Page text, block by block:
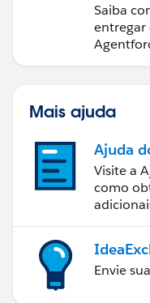
Saiba
entregar
Mais ajuda
Ajuda
Visite a
como
Envie